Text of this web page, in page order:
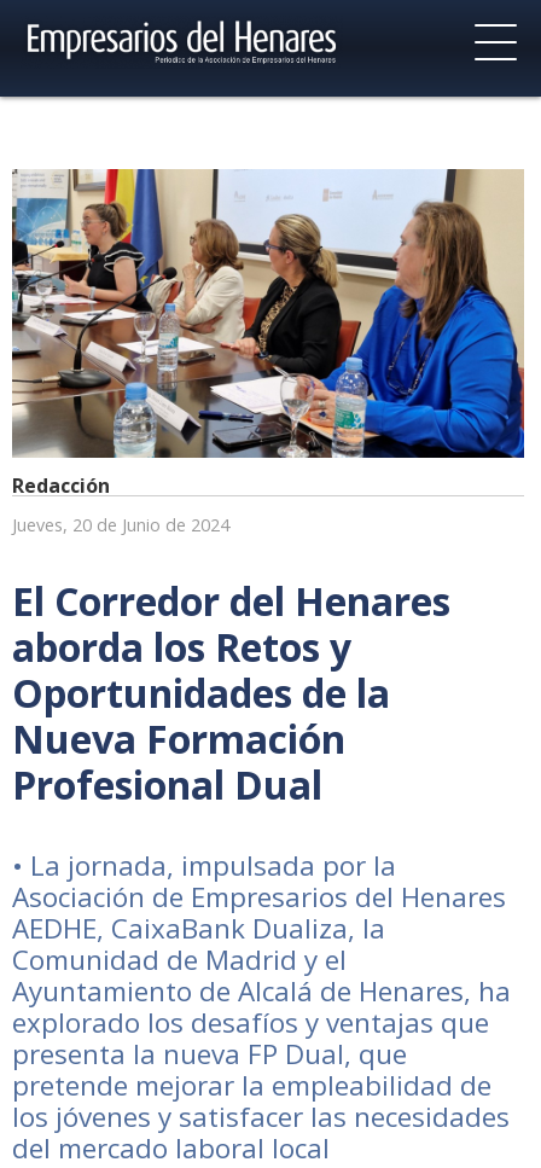
Redacción
Jueves, 20 de Junio de 2024
El Corredor del Henares
aborda los Retos y
Oportunidades de la
Nueva Formación
Profesional Dual
• La jornada, impulsada por la
Asociación de Empresarios del Henares
AEDHE, CaixaBank Dualiza, la
Comunidad de Madrid y el
Ayuntamiento de Alcalá de Henares, ha
explorado los desafíos y ventajas que
presenta la nueva FP Dual, que
pretende mejorar la empleabilidad de
los jóvenes y satisfacer las necesidades
del mercado laboral local